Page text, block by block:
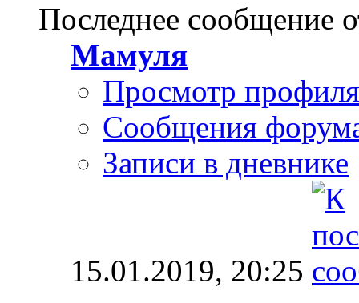
Последнее сообщение
Мамуля
Просмотр профиля
Сообщения
Записи в дневнике
15.01.2019, 20:25